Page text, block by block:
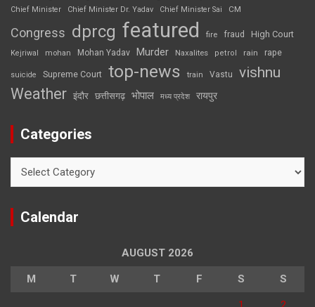
Chief Minister
Chief Minister Dr. Yadav Chief Minister Sai CM
Congress dprcg featured fire fraud High Court
Kejriwal mohan Mohan Yadav Murder Naxalites petrol rain rape
suicide Supreme Court top-news train Vastu vishnu
Weather इंदौर छत्तीसगढ़ भोपाल मध्य प्रदेश रायपुर
Categories
Calendar
AUGUST 2026
M T W T F S S